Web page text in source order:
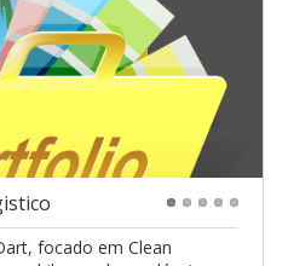
focado em Clean